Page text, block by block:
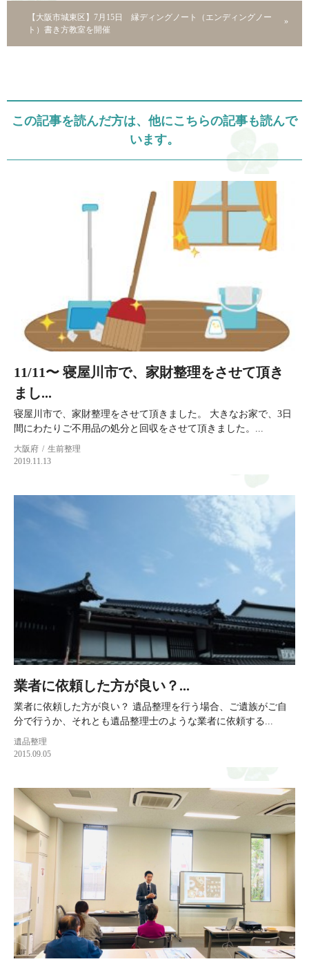
【大阪市城東区】7月15日 縁ディングノート（エンディングノー
ト）書き方教室を開催
この記事を読んだ方は、他にこちらの記事も読んで
います。
11/11〜 寝屋川市で、家財整理をさせて頂き
まし...
寝屋川市で、家財整理をさせて頂きました。 大きなお家で、3日
間にわたりご不用品の処分と回収をさせて頂きました。...
大阪府
生前整理
2019.11.13
業者に依頼した方が良い？...
業者に依頼した方が良い？ 遺品整理を行う場合、ご遺族がご自
分で行うか、それとも遺品整理士のような業者に依頼する...
遺品整理
2015.09.05